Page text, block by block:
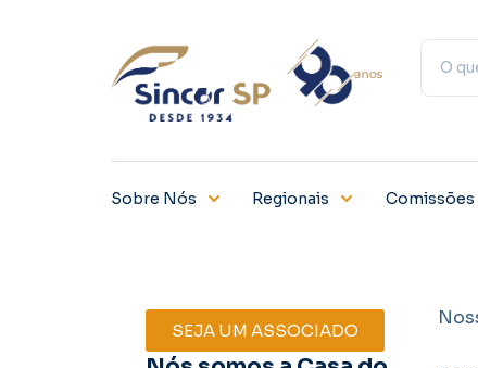
Sobre Nós Regionais Comissões
SEJA UM ASSOCIADO